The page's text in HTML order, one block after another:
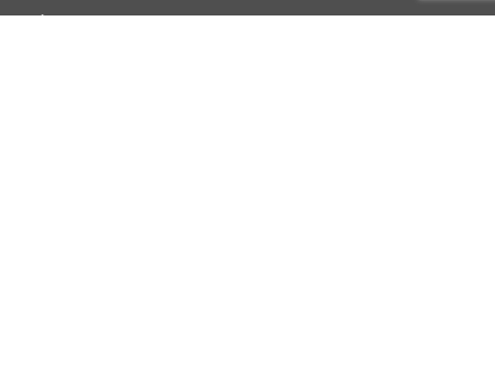
Notícias & Redes Sociais